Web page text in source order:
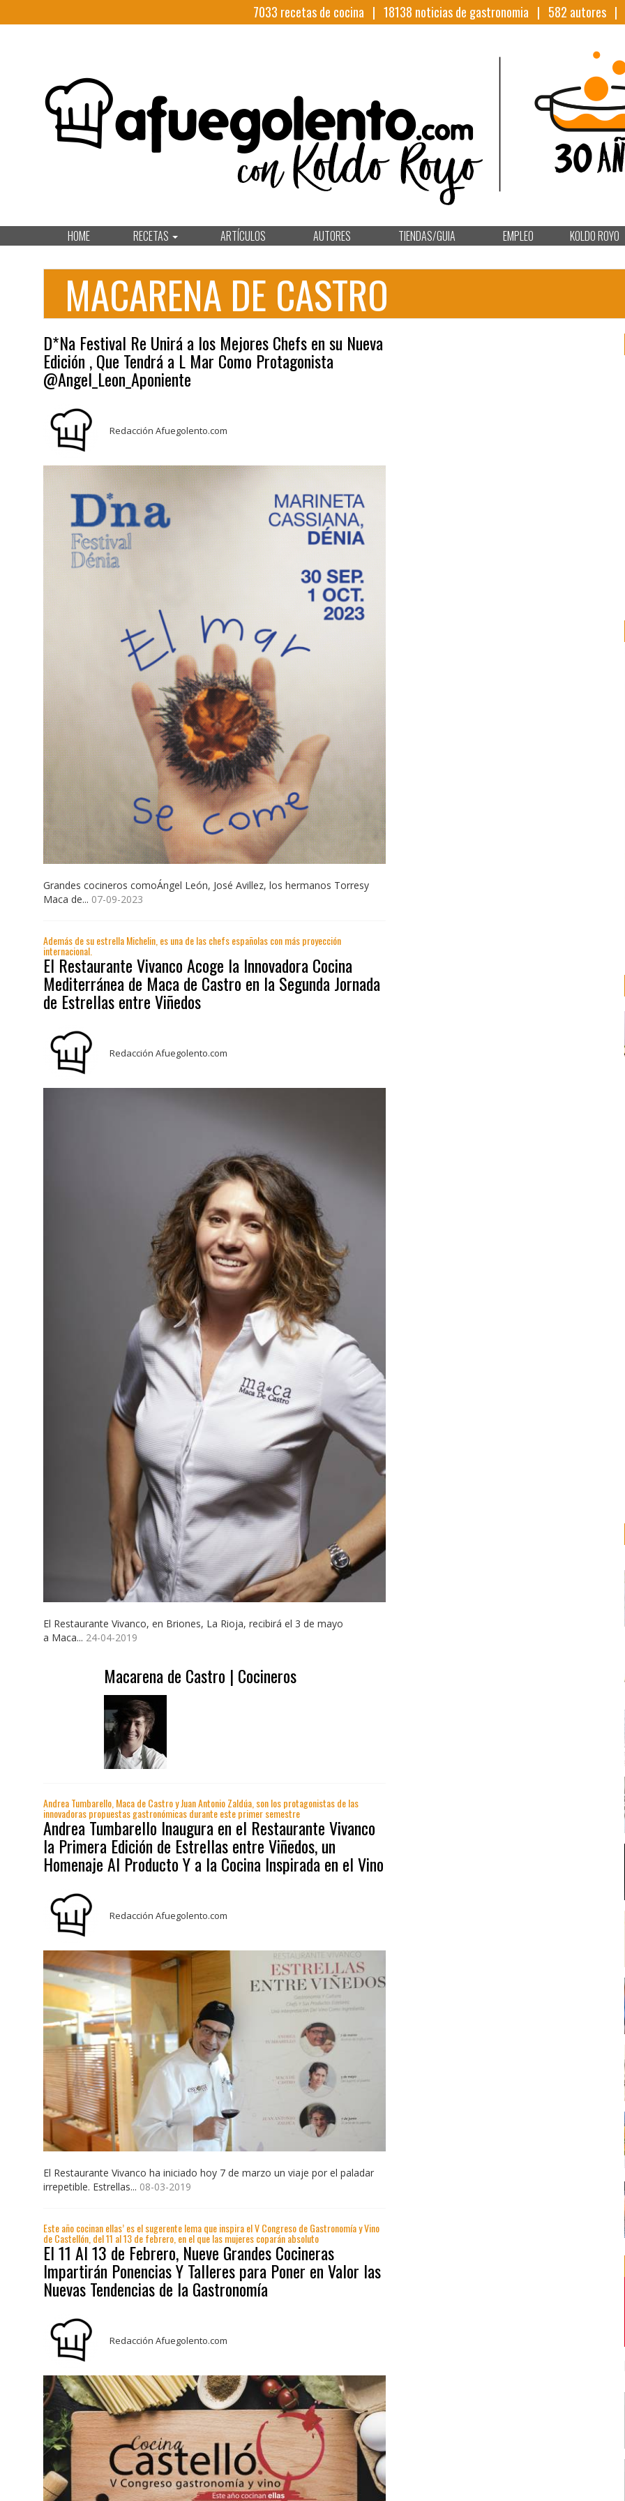
7033 recetas de cocina | 18138 noticias de gastronomia | 582 autores |
HOME RECETAS ARTÍCULOS AUTORES TIENDAS/GUIA EMPLEO KOLDO ROYO
MACARENA DE CASTRO
D*Na Festival Re Unirá a los Mejores Chefs en su Nueva
Edición , Que Tendrá a L Mar Como Protagonista
@Angel_Leon_Aponiente
Redacción Afuegolento.com
Grandes cocineros comoÁngel León, José Avillez, los hermanos Torresy
Maca de... 07-09-2023
Además de su estrella Michelin, es una de las chefs españolas con más proyección
internacional.
El Restaurante Vivanco Acoge la Innovadora Cocina
Mediterránea de Maca de Castro en la Segunda Jornada
de Estrellas entre Viñedos
Redacción Afuegolento.com
El Restaurante Vivanco, en Briones, La Rioja, recibirá el 3 de mayo
a Maca... 24-04-2019
Macarena de Castro | Cocineros
Andrea Tumbarello, Maca de Castro y Juan Antonio Zaldúa, son los protagonistas de las
innovadoras propuestas gastronómicas durante este primer semestre
Andrea Tumbarello Inaugura en el Restaurante Vivanco
la Primera Edición de Estrellas entre Viñedos, un
Homenaje Al Producto Y a la Cocina Inspirada en el Vino
Redacción Afuegolento.com
El Restaurante Vivanco ha iniciado hoy 7 de marzo un viaje por el paladar
irrepetible. Estrellas... 08-03-2019
Este año cocinan ellas’ es el sugerente lema que inspira el V Congreso de Gastronomía y Vino
de Castellón, del 11 al 13 de febrero, en el que las mujeres coparán absoluto
El 11 Al 13 de Febrero, Nueve Grandes Cocineras
Impartirán Ponencias Y Talleres para Poner en Valor las
Nuevas Tendencias de la Gastronomía
Redacción Afuegolento.com